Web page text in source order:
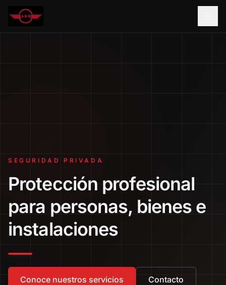
SEGURIDAD PRIVADA
Protección profesional
para personas, bienes e
instalaciones
Conoce nuestros servicios Contacto